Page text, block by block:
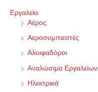
Εργαλεία
Αέρος
Αεροσυμπιεστές
Αλοιφαδόροι
Αναλώσιμα Εργαλείων
Ηλεκτρικά